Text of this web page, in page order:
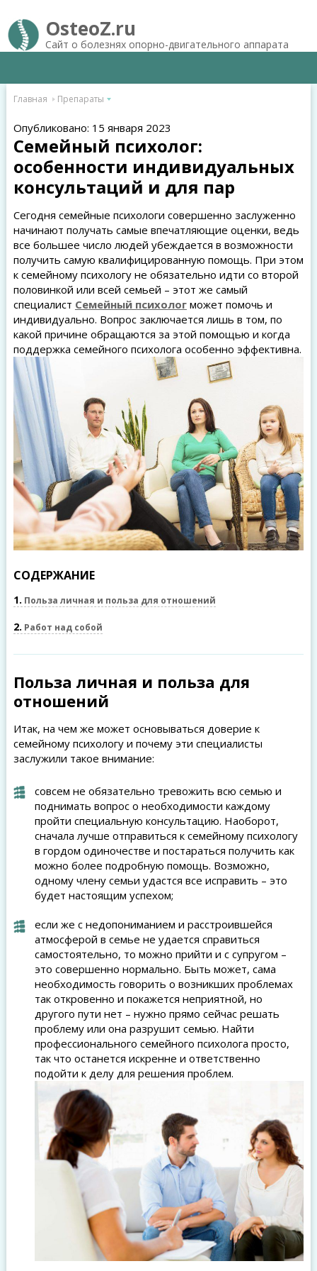
OsteoZ.ru
Сайт о болезнях опорно-двигательного аппарата
Главная Препараты
Опубликовано: 15 января 2023
Семейный психолог:
особенности индивидуальных
консультаций и для пар
Сегодня семейные психологи совершенно заслуженно
начинают получать самые впечатляющие оценки, ведь
все большее число людей убеждается в возможности
получить самую квалифицированную помощь. При этом
к семейному психологу не обязательно идти со второй
половинкой или всей семьей – этот же самый
специалист Семейный психологможет помочь и
индивидуально. Вопрос заключается лишь в том, по
какой причине обращаются за этой помощью и когда
поддержка семейного психолога особенно эффективна.
СОДЕРЖАНИЕ
1 Польза личная и польза для отношений
2 Работ над собой
Польза личная и польза для
отношений
Итак, на чем же может основываться доверие к
семейному психологу и почему эти специалисты
заслужили такое внимание:
совсем не обязательно тревожить всю семью и
поднимать вопрос о необходимости каждому
пройти специальную консультацию. Наоборот,
сначала лучше отправиться к семейному психологу
в гордом одиночестве и постараться получить как
можно более подробную помощь. Возможно,
одному члену семьи удастся все исправить – это
будет настоящим успехом;
если же с недопониманием и расстроившейся
атмосферой в семье не удается справиться
самостоятельно, то можно прийти и с супругом –
это совершенно нормально. Быть может, сама
необходимость говорить о возникших проблемах
так откровенно и покажется неприятной, но
другого пути нет – нужно прямо сейчас решать
проблему или она разрушит семью. Найти
профессионального семейного психолога просто,
так что останется искренне и ответственно
подойти к делу для решения проблем.